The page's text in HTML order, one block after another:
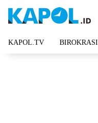
KAPOL.TV BIROKRASI